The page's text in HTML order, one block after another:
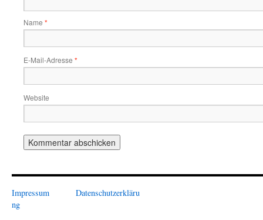
Name *
E-Mail-Adresse *
Website
Impressum
Datenschutzerkläru
ng